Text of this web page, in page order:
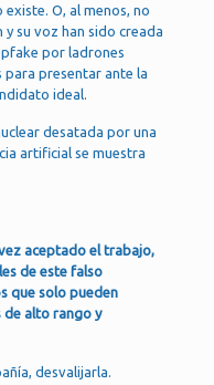
O, al menos, no
su voz han sido creada
por ladrones
presentar ante la
ideal.
desatada por una
artificial se muestra
aceptado el trabajo,
de este falso
que solo pueden
de alto rango y
desvalijarla.